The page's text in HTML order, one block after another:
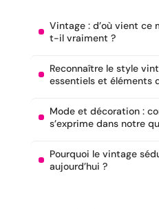
Vintage : d’où vient
t-il vraiment ?
Reconnaître le style
essentiels et éléments
Mode et décoration :
s’exprime dans notre
Pourquoi le vintage
aujourd’hui ?